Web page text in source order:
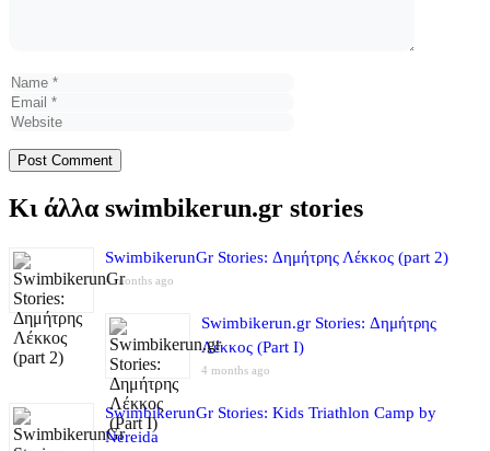
Name
Κι άλλα swimbikerun.gr stories
SwimbikerunGr Stories: Δημήτρης Λέκκος (part 2)
4 months ago
Swimbikerun.gr Stories: Δημήτρης
Λέκκος (Part I)
4 months ago
SwimbikerunGr Stories: Kids Triathlon Camp by
Nereida